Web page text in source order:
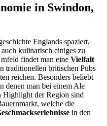
in Swindon,
Englands spaziert,
kulinarisch einiges zu
findet man eine Vielfalt
traditionellen britischen Pubs
reichen. Besonders beliebt
denen man bei einem Ale
Highlight der Region sind
welche die
in den